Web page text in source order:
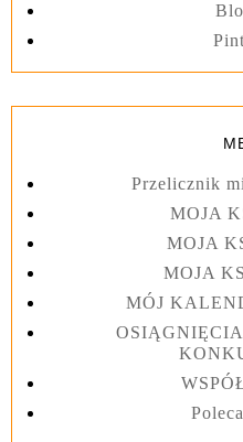
Przelicznik
MOJA
MOJA
MOJA
MÓJ